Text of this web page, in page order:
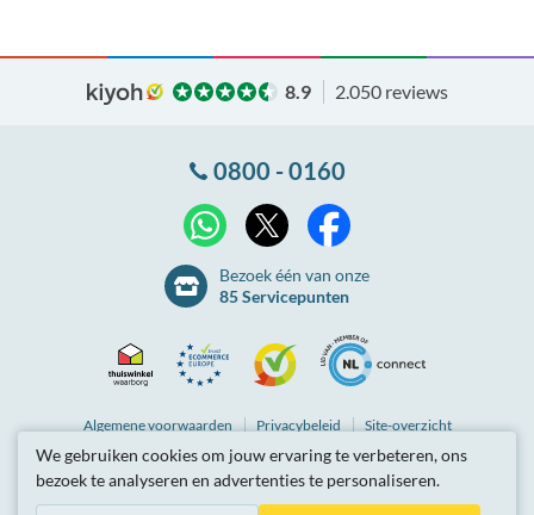
8.9 2.050 reviews
0800 - 0160
WhatsApp
Bezoek één van onze
85 Servicepunten
WaarborgEurope
Algemenevoorwaarden Privacybeleid Site-overzicht
Partnerprogramma Tarieven zijn inclusief btw.
© Breedbandwinkel BV 2003 - 2026, Berkel en Rodenrijs
We gebruiken cookies om jouw ervaring te verbeteren, ons
bezoek te analyseren en advertenties te personaliseren.